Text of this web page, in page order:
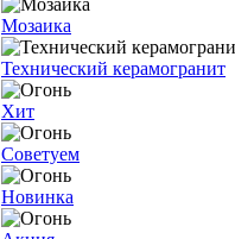
Мозаика
Технический керамогранит
Хит
Советуем
Новинка